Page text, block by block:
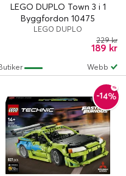
LEGO DUPLO Town 3 i 1
Byggfordon 10475
LEGO DUPLO
189 kr
229 kr
Webb
-14%